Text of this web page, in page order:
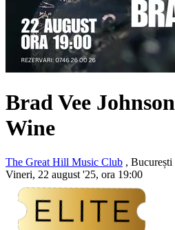
Brad Vee
Wine
The Great Hill Music Club , București
Vineri, 22 august '25, ora 19:00